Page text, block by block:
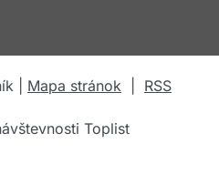
| Mapa stránok RSS